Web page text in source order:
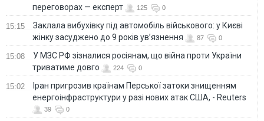
переговорах — експерт 125 0
15:15
Заклала вибухівку під автомобіль військового: у Києві
жінку засуджено до 9 років ув’язнення
87 0
15:08
У МЗС РФ зізналися росіянам, що війна проти України
триватиме довго
224 0
15:02
Іран пригрозив країнам Перської затоки знищенням
енергоінфраструктури у разі нових атак США, - Reuters
39 0